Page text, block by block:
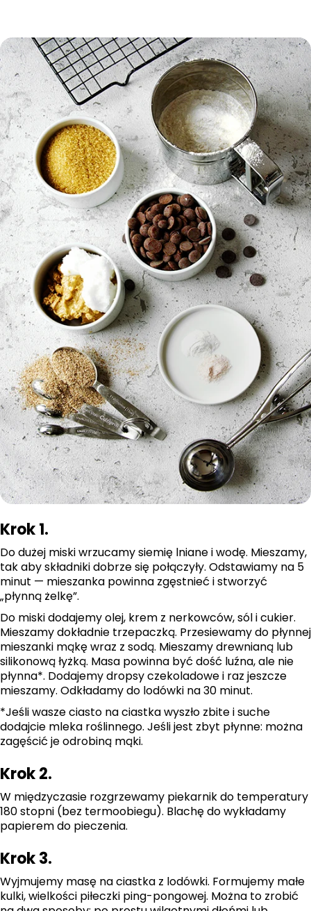
Krok 1.
Do dużej miski wrzucamy siemię lniane i wodę. Mieszamy,
tak aby składniki dobrze się połączyły. Odstawiamy na 5
minut — mieszanka powinna zgęstnieć i stworzyć
„płynną żelkę”.
Do miski dodajemy olej, krem z nerkowców, sól i cukier.
Mieszamy dokładnie trzepaczką. Przesiewamy do płynnej
mieszanki mąkę wraz z sodą. Mieszamy drewnianą lub
silikonową łyżką. Masa powinna być dość luźna, ale nie
płynna*. Dodajemy dropsy czekoladowe i raz jeszcze
mieszamy. Odkładamy do lodówki na 30 minut.
*Jeśli wasze ciasto na ciastka wyszło zbite i suche
dodajcie mleka roślinnego. Jeśli jest zbyt płynne: można
zagęścić je odrobiną mąki.
Krok 2.
W międzyczasie rozgrzewamy piekarnik do temperatury
180 stopni (bez termoobiegu). Blachę do wykładamy
papierem do pieczenia.
Krok 3.
Wyjmujemy masę na ciastka z lodówki. Formujemy małe
kulki, wielkości piłeczki ping-pongowej. Można to zrobić